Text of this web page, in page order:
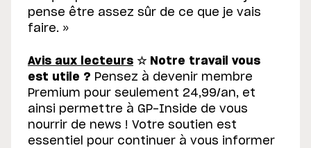
pense être assez sûr de ce que je vais
faire. »
Avis aux lecteurs ☆ Notre travail vous
est utile ? Pensez à devenir membre
Premium pour seulement 24,99/an, et
ainsi permettre à GP-Inside de vous
nourrir de news ! Votre soutien est
essentiel pour continuer à vous informer